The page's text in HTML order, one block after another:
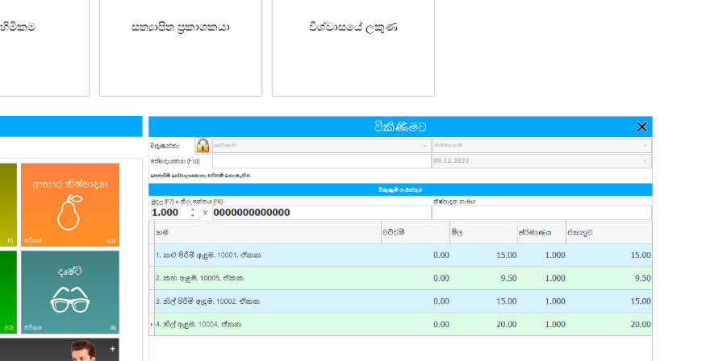
සත්‍යාපිත ප්‍රකාශකයා විශ්වාසයේ ලකුණ